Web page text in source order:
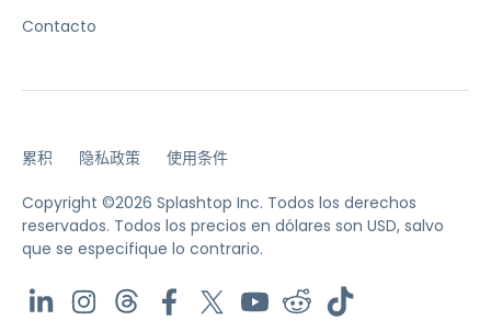
Contacto
累积 隐私政策 使用条件
Copyright ©2026 Splashtop Inc. Todos los derechos
reservados. Todos los precios en dólares son USD, salvo
que se especifique lo contrario.